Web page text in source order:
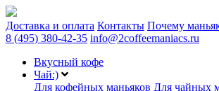
Доставка и оплата Контакты Почему
8 (495) 380-42-35 info@2coffeemaniacs.ru
Вкусный кофе
Чай:)
Для кофейных маньяков Для чайных